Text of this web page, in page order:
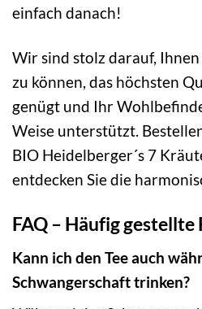
einfach danach!
Wir sind stolz darauf,
zu können, das höchsten
genügt und Ihr
Weise unterstützt.
BIO Heidelberger´s 7
entdecken Sie die
FAQ – Häufig gestellte
Kann ich den Tee auch
Schwangerschaft trinken?